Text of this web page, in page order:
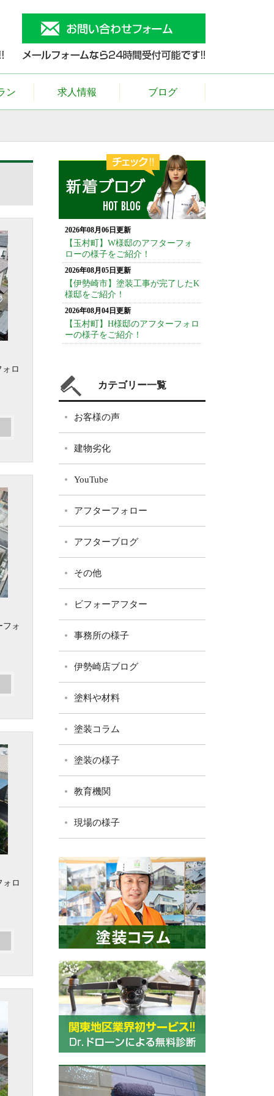
ン 求人情報 ブログ
ロ
フォ
ォロ
2026年08月06日更新
【玉村町】W様邸のアフターフォ
ローの様子をご紹介！
2026年08月05日更新
【伊勢崎市】塗装工事が完了したK
様邸をご紹介！
2026年08月04日更新
【玉村町】H様邸のアフターフォロ
ーの様子をご紹介！
カテゴリー一覧
お客様の声
建物劣化
YouTube
アフターフォロー
アフターブログ
その他
ビフォーアフター
事務所の様子
伊勢崎店ブログ
塗料や材料
塗装コラム
塗装の様子
教育機関
現場の様子